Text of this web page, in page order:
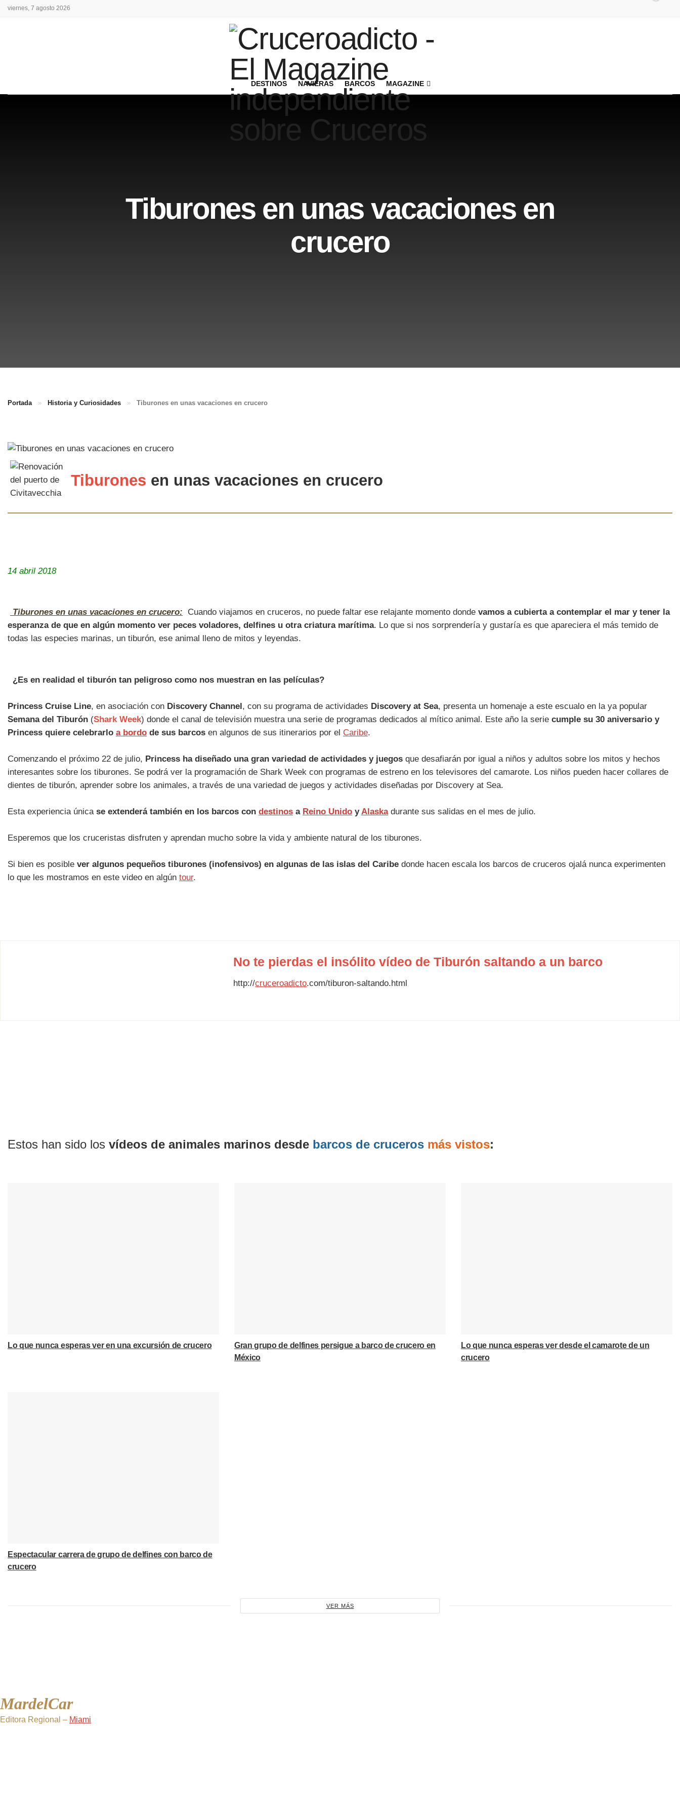
viernes, 7 agosto 2026
DESTINOS NAVIERAS BARCOS MAGAZINE
Tiburones en unas vacaciones en
crucero
Portada » Historia y Curiosidades » Tiburones en unas vacaciones en crucero
Tiburones en unas vacaciones en crucero
14 abril 2018
Tiburones en unas vacaciones en crucero: Cuando viajamos en cruceros, no puede faltar ese relajante momento donde vamos a cubierta a contemplar el mar y tener la
esperanza de que en algún momento ver peces voladores, delfines u otra criatura marítima. Lo que si nos sorprendería y gustaría es que apareciera el más temido de
todas las especies marinas, un tiburón, ese animal lleno de mitos y leyendas.
¿Es en realidad el tiburón tan peligroso como nos muestran en las películas?
Princess Cruise Line, en asociación con Discovery Channel, con su programa de actividades Discovery at Sea, presenta un homenaje a este escualo en la ya popular
Semana del Tiburón (Shark Week) donde el canal de televisión muestra una serie de programas dedicados al mítico animal. Este año la serie cumple su 30 aniversario y
Princess quiere celebrarlo a bordo de sus barcos en algunos de sus itinerarios por el Caribe.
Comenzando el próximo 22 de julio, Princess ha diseñado una gran variedad de actividades y juegos que desafiarán por igual a niños y adultos sobre los mitos y hechos
interesantes sobre los tiburones. Se podrá ver la programación de Shark Week con programas de estreno en los televisores del camarote. Los niños pueden hacer collares de
dientes de tiburón, aprender sobre los animales, a través de una variedad de juegos y actividades diseñadas por Discovery at Sea.
Esta experiencia única se extenderá también en los barcos con destinos a Reino Unido y Alaskadurante sus salidas en el mes de julio.
Esperemos que los cruceristas disfruten y aprendan mucho sobre la vida y ambiente natural de los tiburones.
Si bien es posible ver algunos pequeños tiburones (inofensivos) en algunas de las islas del Caribe donde hacen escala los barcos de cruceros ojalá nunca experimenten
lo que les mostramos en este video en algún tour.
No te pierdas el insólito vídeo de Tiburón saltando a un barco
http://cruceroadicto.com/tiburon-saltando.html
Estos han sido los vídeos de animales marinos desde barcos de cruceros más vistos:
Lo que nunca esperas ver en una excursión de crucero
Gran grupo de delfines persigue a barco de crucero en
México
Lo que nunca esperas ver desde el camarote de un
crucero
Espectacular carrera de grupo de delfines con barco de
crucero
VER MÁS
MardelCar
Editora Regional – Miami